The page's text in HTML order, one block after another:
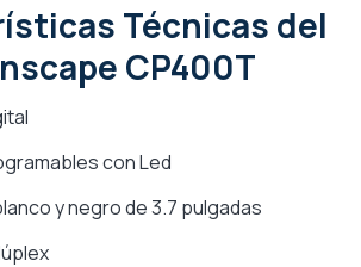
Técnicas del
CP400T
con Led
y negro de 3.7 pulgadas